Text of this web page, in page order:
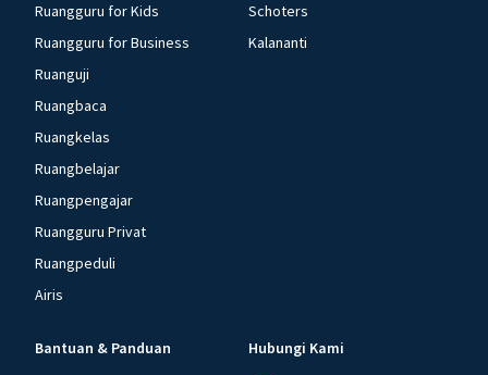
Ruangguru for Kids
Ruangguru for Business
Ruanguji
Ruangbaca
Ruangkelas
Ruangbelajar
Ruangpengajar
Ruangguru Privat
Ruangpeduli
Airis
Schoters
Kalananti
Bantuan & Panduan Hubungi Kami